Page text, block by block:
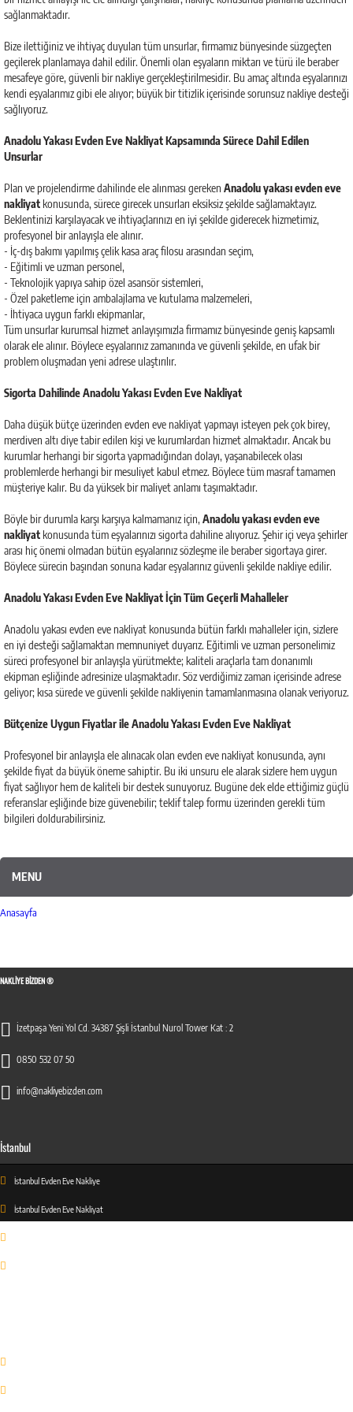
sağlanmaktadır.
Bize ilettiğiniz ve ihtiyaç duyulan tüm unsurlar, firmamız bünyesinde süzgeçten
geçilerek planlamaya dahil edilir. Önemli olan eşyaların miktarı ve türü ile beraber
mesafeye göre, güvenli bir nakliye gerçekleştirilmesidir. Bu amaç altında eşyalarınızı
kendi eşyalarımız gibi ele alıyor; büyük bir titizlik içerisinde sorunsuz nakliye desteği
sağlıyoruz.
Anadolu Yakası Evden Eve Nakliyat Kapsamında Sürece Dahil Edilen
Unsurlar
Plan ve projelendirme dahilinde ele alınması gereken Anadolu yakası evden eve
nakliyatkonusunda, sürece girecek unsurları eksiksiz şekilde sağlamaktayız.
Beklentinizi karşılayacak ve ihtiyaçlarınızı en iyi şekilde giderecek hizmetimiz,
profesyonel bir anlayışla ele alınır.
- İç-dış bakımı yapılmış çelik kasa araç filosu arasından seçim,
- Eğitimli ve uzman personel,
- Teknolojik yapıya sahip özel asansör sistemleri,
- Özel paketleme için ambalajlama ve kutulama malzemeleri,
- İhtiyaca uygun farklı ekipmanlar,
Tüm unsurlar kurumsal hizmet anlayışımızla firmamız bünyesinde geniş kapsamlı
olarak ele alınır. Böylece eşyalarınız zamanında ve güvenli şekilde, en ufak bir
problem oluşmadan yeni adrese ulaştırılır.
Sigorta Dahilinde Anadolu Yakası Evden Eve Nakliyat
Daha düşük bütçe üzerinden evden eve nakliyat yapmayı isteyen pek çok birey,
merdiven altı diye tabir edilen kişi ve kurumlardan hizmet almaktadır. Ancak bu
kurumlar herhangi bir sigorta yapmadığından dolayı, yaşanabilecek olası
problemlerde herhangi bir mesuliyet kabul etmez. Böylece tüm masraf tamamen
müşteriye kalır. Bu da yüksek bir maliyet anlamı taşımaktadır.
Böyle bir durumla karşı karşıya kalmamanız için, Anadolu yakası evden eve
nakliyatkonusunda tüm eşyalarınızı sigorta dahiline alıyoruz. Şehir içi veya şehirler
arası hiç önemi olmadan bütün eşyalarınız sözleşme ile beraber sigortaya girer.
Böylece sürecin başından sonuna kadar eşyalarınız güvenli şekilde nakliye edilir.
Anadolu Yakası Evden Eve Nakliyat İçin Tüm Geçerli Mahalleler
Anadolu yakası evden eve nakliyat konusunda bütün farklı mahalleler için, sizlere
en iyi desteği sağlamaktan memnuniyet duyarız. Eğitimli ve uzman personelimiz
süreci profesyonel bir anlayışla yürütmekte; kaliteli araçlarla tam donanımlı
ekipman eşliğinde adresinize ulaşmaktadır. Söz verdiğimiz zaman içerisinde adrese
geliyor; kısa sürede ve güvenli şekilde nakliyenin tamamlanmasına olanak veriyoruz.
Bütçenize Uygun Fiyatlar ile Anadolu Yakası Evden Eve Nakliyat
Profesyonel bir anlayışla ele alınacak olan evden eve nakliyat konusunda, aynı
şekilde fiyat da büyük öneme sahiptir. Bu iki unsuru ele alarak sizlere hem uygun
fiyat sağlıyor hem de kaliteli bir destek sunuyoruz. Bugüne dek elde ettiğimiz güçlü
referanslar eşliğinde bize güvenebilir; teklif talep formu üzerinden gerekli tüm
bilgileri doldurabilirsiniz.
MENU
Anasayfa
NAKLIYE BIZDEN ®
İzetpaşa Yeni Yol Cd. 34387 Şişli İstanbul Nurol Tower Kat : 2
0850 532 07 50
info@nakliyebizden.com
İstanbul
İstanbul Evden Eve Nakliye
İstanbul Evden Eve Nakliyat